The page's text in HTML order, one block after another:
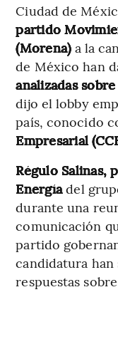
Ciudad de
partido
(Morena) a la
de México han
analizadas
dijo el lobby
país, conocido
Empresarial
Régulo Salinas,
Energíadel
durante una
comunicación
partido
candidatura
respuestas